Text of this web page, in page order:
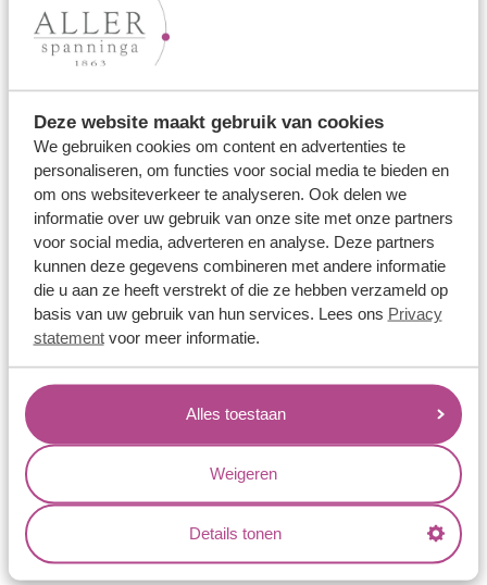
Deze website maakt gebruik van cookies
We gebruiken cookies om content en advertenties te
personaliseren, om functies voor social media te bieden en
om ons websiteverkeer te analyseren. Ook delen we
informatie over uw gebruik van onze site met onze partners
voor social media, adverteren en analyse. Deze partners
kunnen deze gegevens combineren met andere informatie
die u aan ze heeft verstrekt of die ze hebben verzameld op
basis van uw gebruik van hun services. Lees ons Privacy
statementvoor meer informatie.
Alles toestaan
Weigeren
Details tonen
Ons aanbod
Memoireringen
Verlovingsringen
Vriendschapsringen
Over ons
Aller Spanninga
Historie
Certificaten
Jouw voordelen
Conflictvrije Materialen
Oneindig veel mogelijkheden
Kwaliteit
Juweliers & Contact